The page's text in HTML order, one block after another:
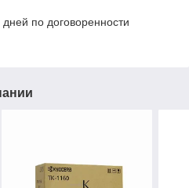
по договоренности